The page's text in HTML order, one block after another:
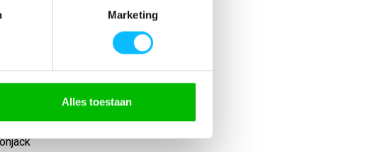
Marketing
Alles toestaan
40% polyester